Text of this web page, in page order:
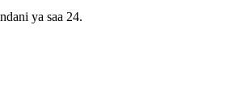
ya saa 24.